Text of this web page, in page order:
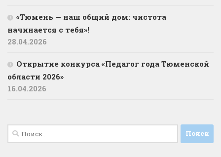
«Тюмень — наш общий дом: чистота
начинается с тебя»!
28.04.2026
Открытие конкурса «Педагог года Тюменской
области 2026»
16.04.2026
Найти: